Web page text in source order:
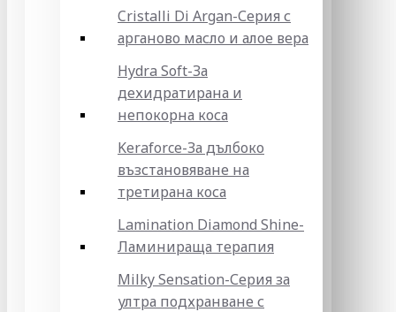
Cristalli Di Argan-Серия с
арганово масло и алое вера
Hydra Soft-За
дехидратирана и
непокорна коса
Keraforce-За дълбоко
възстановяване на
третирана коса
Lamination Diamond Shine-
Ламинираща терапия
Milky Sensation-Серия за
ултра подхранване с